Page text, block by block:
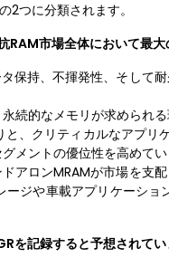
2つに分類されます。
市場全体において最大
保持、不揮発性、そして
続的なメモリが求められる
、クリティカルなアプリ
メントの優位性を高めてい
アロンMRAMが市場を支
ジや車載アプリケーシ
を記録すると予想されてい